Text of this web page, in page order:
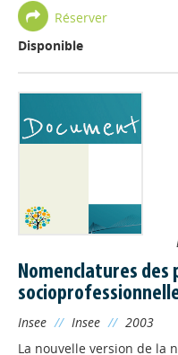
Réserver
Disponible
Nomenclatures
Insee // Insee // 2003
La nouvelle version de la